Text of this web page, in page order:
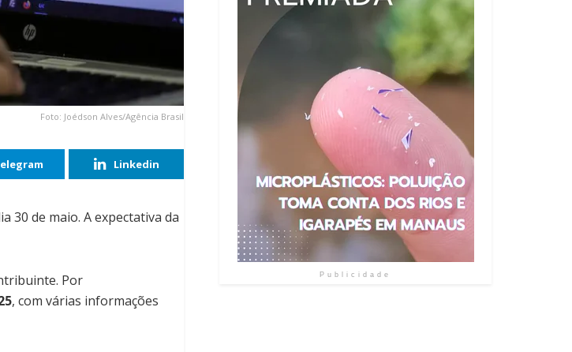
Foto: Joédson Alves/Agência Brasil
Linkedin
30 de maio. A expectativa da
Por
, com várias informações
Publicidade